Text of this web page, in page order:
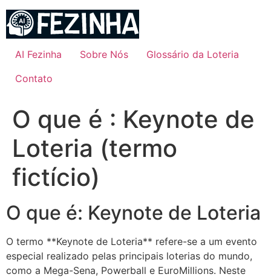
para
conteúdo
AI Fezinha Sobre Nós
Glossário da Loteria
Contato
O que é : Keynote de
Loteria (termo
fictício)
O que é: Keynote de Loteria
O termo **Keynote de Loteria** refere-se a um evento
especial realizado pelas principais loterias do mundo,
como a Mega-Sena, Powerball e EuroMillions. Neste